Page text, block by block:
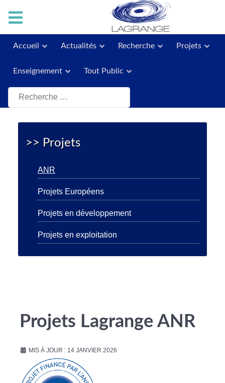
Accueil Actualités Recherche Projets
Enseignement Tout Public
Rechercher
>> Projets
ANR
Projets Européens
Projets en développement
Projets en exploitation
Projets Lagrange ANR
MIS À JOUR : 14 JANVIER 2026